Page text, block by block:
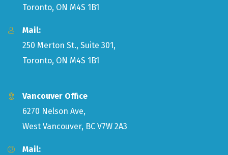
Toronto, ON M4S 1B1
Mail:
250 Merton St., Suite 301,
Toronto, ON M4S 1B1
Vancouver Office
6270 Nelson Ave,
West Vancouver, BC V7W 2A3
Mail: